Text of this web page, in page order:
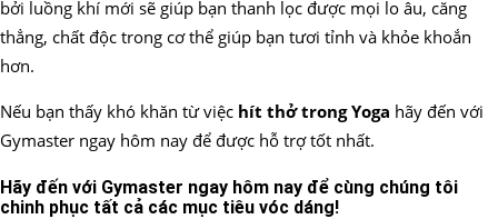
bởi luồng khí mới sẽ giúp bạn thanh lọc được mọi lo âu, căng
thẳng, chất độc trong cơ thể giúp bạn tươi tỉnh và khỏe khoắn
hơn.
Nếu bạn thấy khó khăn từ việc hít thở trong Yoga hãy đến với
Gymaster ngay hôm nay để được hỗ trợ tốt nhất.
Hãy đến với Gymaster ngay hôm nay để cùng chúng tôi
chinh phục tất cả các mục tiêu vóc dáng!